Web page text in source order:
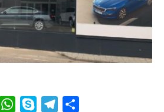
LinkedInWhatsApp
Skype Telegram